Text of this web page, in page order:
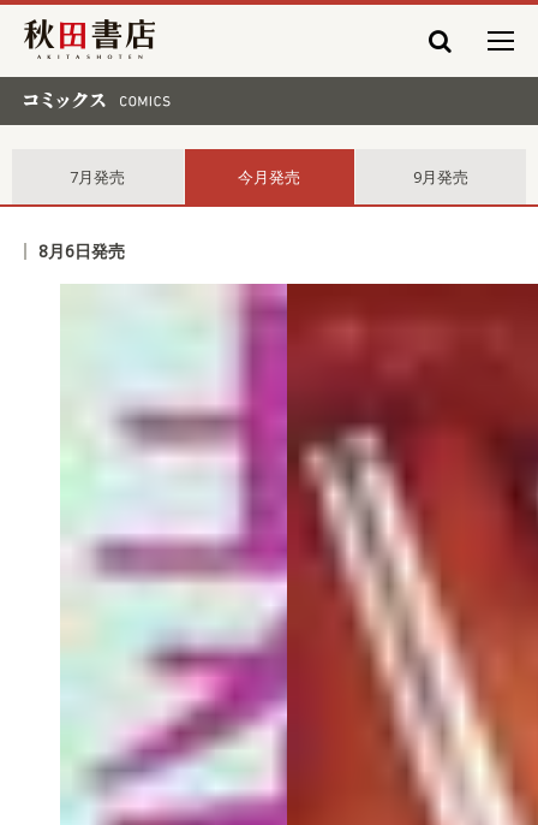
秋田書店
7月発売 今月発売 9月発売
8月6日発売